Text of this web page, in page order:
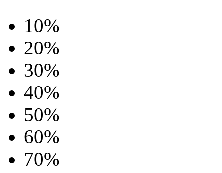
10%
20%
30%
40%
50%
60%
70%